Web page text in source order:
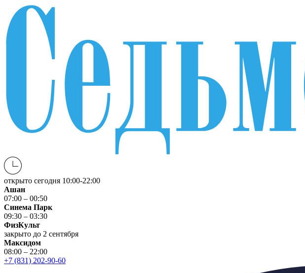
открыто сегодня 10:00-22:00
Ашан
07:00 – 00:50
Синема Парк
09:30 – 03:30
ФизКульт
закрыто до 2 сентября
Максидом
08:00 – 22:00
+7 (831) 202-90-60